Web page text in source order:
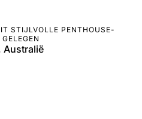
STIJLVOLLE PENTHOUSE-
Australië